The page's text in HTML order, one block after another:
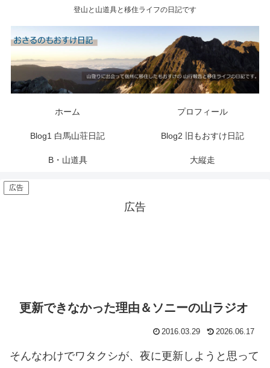
登山と山道具と移住ライフの日記です
ホーム プロフィール
Blog1 白馬山荘日記 Blog2 旧もおすけ日記
B・山道具 大縦走
広告
広告
更新できなかった理由＆ソニーの山ラジオ
2016.03.29 2026.06.17
そんなわけでワタクシが、夜に更新しようと思って